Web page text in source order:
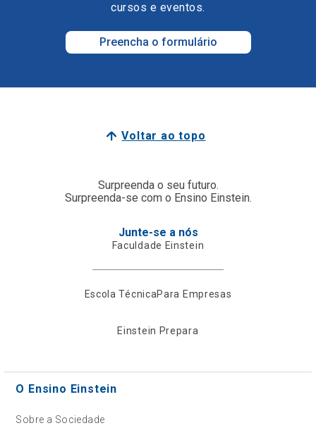
cursos e eventos.
Preencha o formulário
Voltar ao topo
Surpreenda o seu futuro.
Surpreenda-se com o Ensino Einstein.
Junte-se a nós
Faculdade Einstein
Escola TécnicaPara Empresas
Einstein Prepara
O Ensino Einstein
Sobre a Sociedade